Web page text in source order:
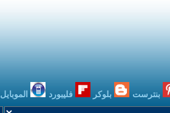
بنترست بلوكر فليبورد الموبايل